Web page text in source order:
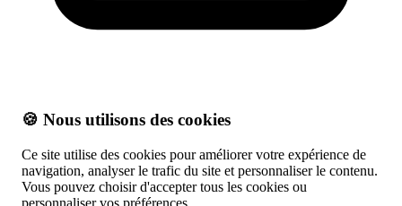
🍪 Nous utilisons des cookies
Ce site utilise des cookies pour améliorer votre expérience de
navigation, analyser le trafic du site et personnaliser le contenu.
Vous pouvez choisir d'accepter tous les cookies ou
personnaliser vos préférences.